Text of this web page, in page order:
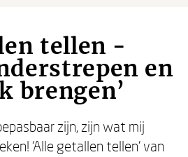
tellen -
en
brengen’
zijn, zijn wat mij
‘Alle getallen tellen’ van